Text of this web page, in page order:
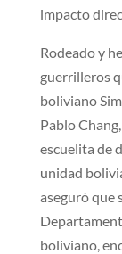
impacto
Rodeado y
guerrilleros
boliviano
Pablo
escuelita de
unidad
aseguró que
boliviano,